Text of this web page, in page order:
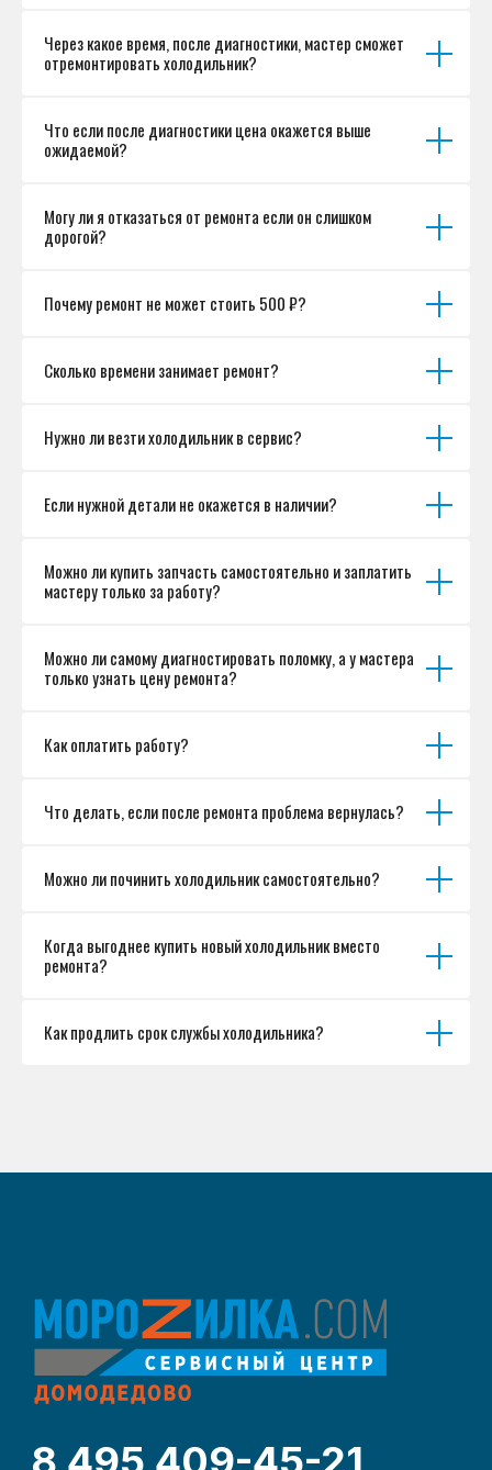
Через какое время, после диагностики, мастер сможет
отремонтировать холодильник?
Что если после диагностики цена окажется выше
ожидаемой?
Могу ли я отказаться от ремонта если он слишком
дорогой?
Почему ремонт не может стоить 500 ₽?
Сколько времени занимает ремонт?
Нужно ли везти холодильник в сервис?
Если нужной детали не окажется в наличии?
Можно ли купить запчасть самостоятельно и заплатить
мастеру только за работу?
Можно ли самому диагностировать поломку, а у мастера
только узнать цену ремонта?
Как оплатить работу?
Что делать, если после ремонта проблема вернулась?
Можно ли починить холодильник самостоятельно?
Когда выгоднее купить новый холодильник вместо
ремонта?
Как продлить срок службы холодильника?